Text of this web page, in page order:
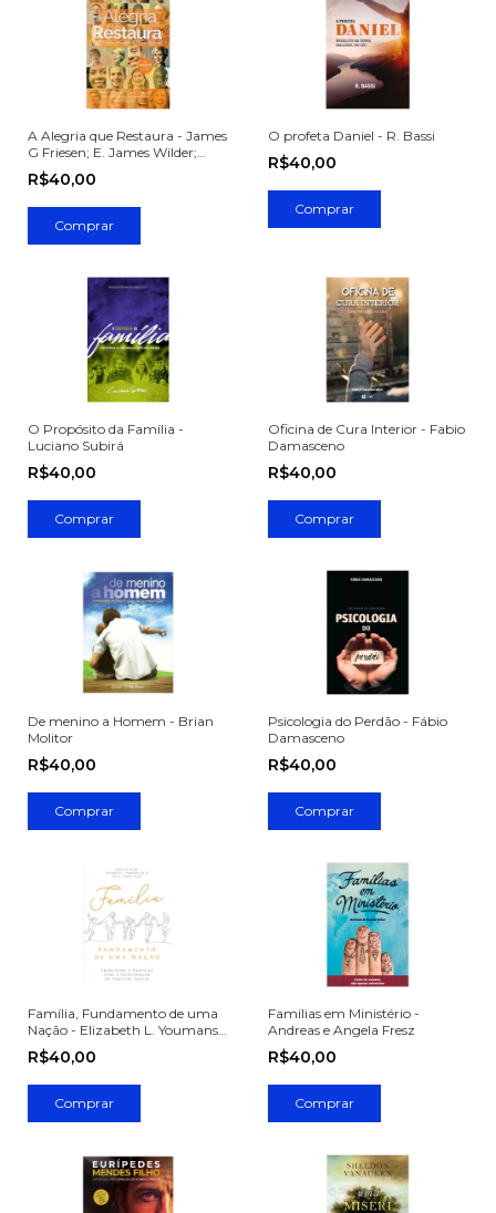
A Alegria que Restaura - James
G Friesen; E. James Wilder;
Anne m. Bierling; Rick
Koepcke; Maribeth Poole
R$40,00
O profeta Daniel - R. Bassi
R$40,00
O Propósito da Família -
Luciano Subirá
R$40,00
Oficina de Cura Interior - Fabio
Damasceno
R$40,00
De menino a Homem - Brian
Molitor
R$40,00
Psicologia do Perdão - Fábio
Damasceno
R$40,00
Família, Fundamento de uma
Nação - Elizabeth L. Youmans,
Jill C. Thrift, Scott D. Al
R$40,00
Famílias em Ministério -
Andreas e Angela Fresz
R$40,00